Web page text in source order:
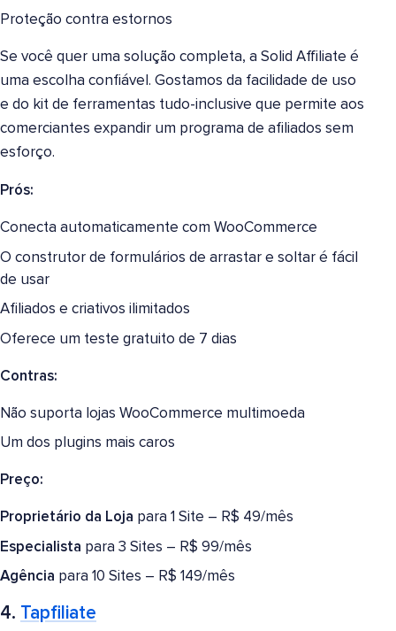
Proteção contra estornos
Se você quer uma solução completa, a Solid Affiliate é
uma escolha confiável. Gostamos da facilidade de uso
e do kit de ferramentas tudo-inclusive que permite aos
comerciantes expandir um programa de afiliados sem
esforço.
Prós:
Conecta automaticamente com WooCommerce
O construtor de formulários de arrastar e soltar é fácil
de usar
Afiliados e criativos ilimitados
Oferece um teste gratuito de 7 dias
Contras:
Não suporta lojas WooCommerce multimoeda
Um dos plugins mais caros
Preço:
Proprietário da Loja para 1 Site – R$ 49/mês
Especialista para 3 Sites – R$ 99/mês
Agência para 10 Sites – R$ 149/mês
4. Tapfiliate